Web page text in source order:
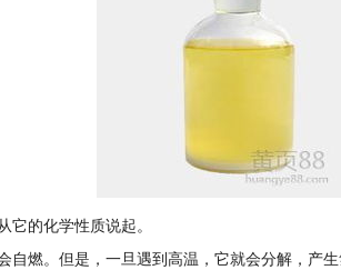
它的化学性质说起。
自燃。但是，一旦遇到高温，它就会分解，产